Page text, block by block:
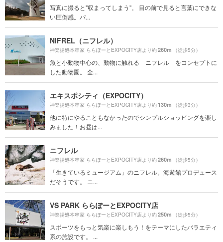
写真に撮ると"収まってしまう"。 目の前で見ると言葉にできな
い圧倒感。パ...
NIFREL（ニフレル）
神楽揚処本串家 ららぽーとEXPOCITY店より約260m （徒歩5分）
魚と小動物中心の、動物に触れる ニフレル をコンセプトに
した動物園。 全...
エキスポシティ（EXPOCITY）
神楽揚処本串家 ららぽーとEXPOCITY店より約130m （徒歩3分）
他に特にやることもなかったのでシンプルショッピングを楽し
みました！お昼は...
ニフレル
神楽揚処本串家 ららぽーとEXPOCITY店より約260m （徒歩5分）
「生きているミュージアム」のニフレル。海遊館プロデュース
だそうです。 ニ...
VS PARK ららぽーとEXPOCITY店
神楽揚処本串家 ららぽーとEXPOCITY店より約250m （徒歩5分）
スポーツをもっと気楽に楽しもう！をテーマにしたバラエティ
系の施設です。 ...